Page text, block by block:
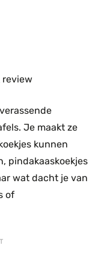
Je maakt ze
kunnen
pindakaaskoekjes
wat dacht je van
of